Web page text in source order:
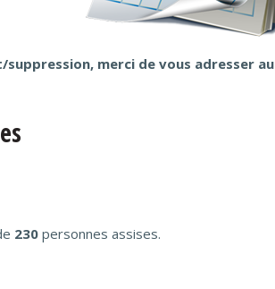
merci de vous adresser au
230 personnes assises.